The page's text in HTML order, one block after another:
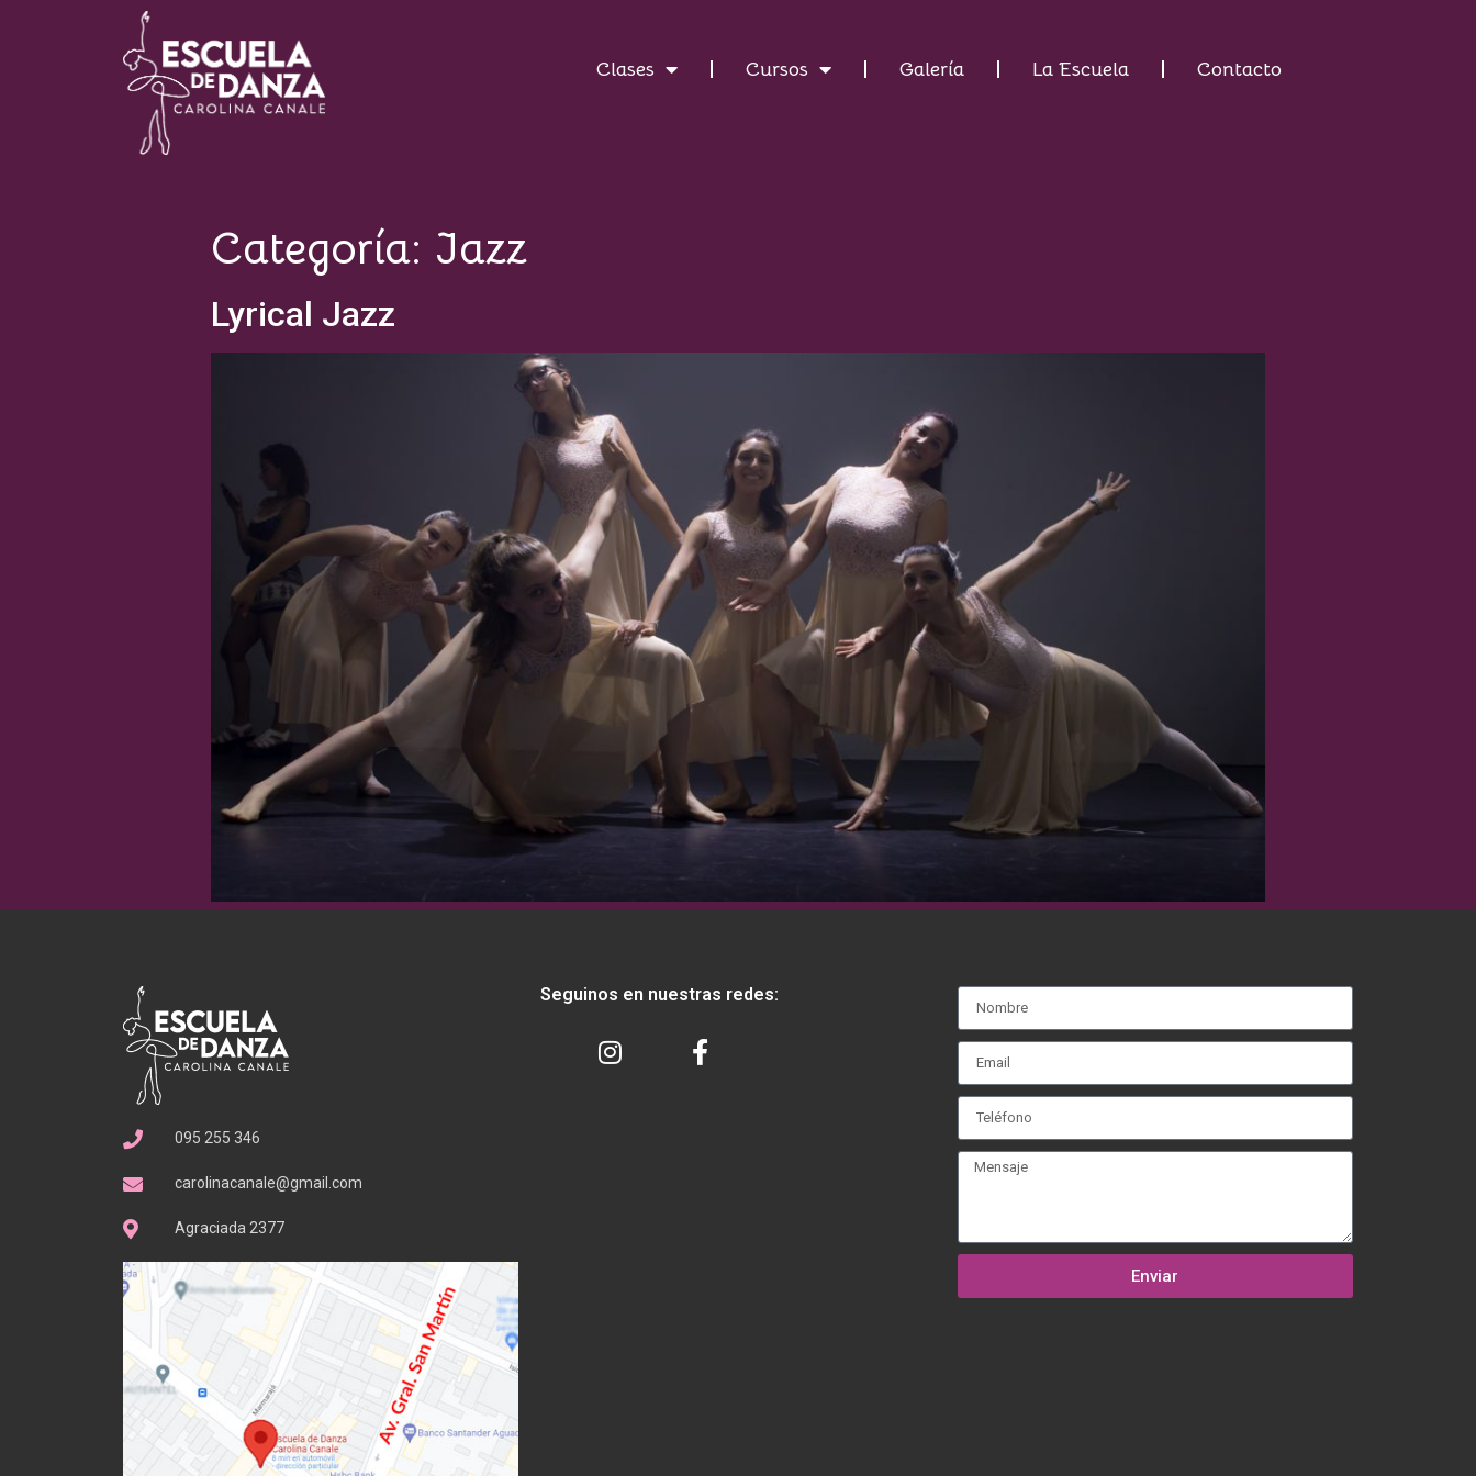
Clases Cursos Galería La Escuela Contacto
Categoría: Jazz
Lyrical Jazz
095 255 346
carolinacanale@gmail.com
Agraciada 2377
Seguinos en nuestras redes:
Enviar